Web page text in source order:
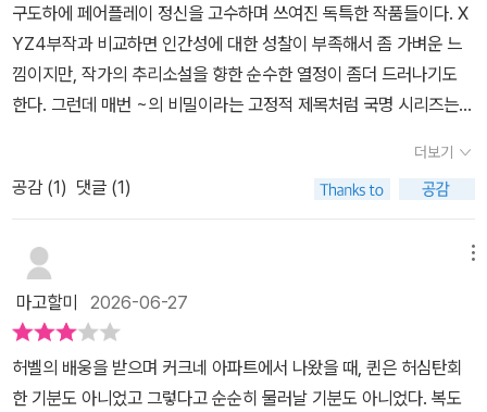
구도하에 페어플레이 정신을 고수하며 쓰여진 독특한 작품들이다. X
YZ4부작과 비교하면 인간성에 대한 성찰이 부족해서 좀 가벼운 느
낌이지만, 작가의 추리소설을 향한 순수한 열정이 좀더 드러나기도
한다. 그런데 매번 ~의 비밀이라는 고정적 제목처럼 국명 시리즈는
느낌을 줄때도 있는데, 바로 이 작품이 그러한 대표적 경우가 아닌가
싶다. 사건 현장의 시체나 모든 사물들이 거꾸로 되어있다는 설정은
미스터리적 흥미를 자극하기도 하지만 너무 작위적인 느낌이 들어 현
실감을 떨어뜨린다. 게다가 그 기괴한 발단에 비해 해명은 그다지 놀
랍지 않으니 더욱 그러하다. 퀸의 작품으로는 중간 이하라 판단된다.
더보기
공감 (1) 댓글 (1)
마고할미 2026-06-27
허벨의 배웅을 받으며 커크네 아파트에서 나왔을 때, 퀸은 허심탄회
한 기분도 아니었고 그렇다고 순순히 물러날 기분도 아니었다. 복도